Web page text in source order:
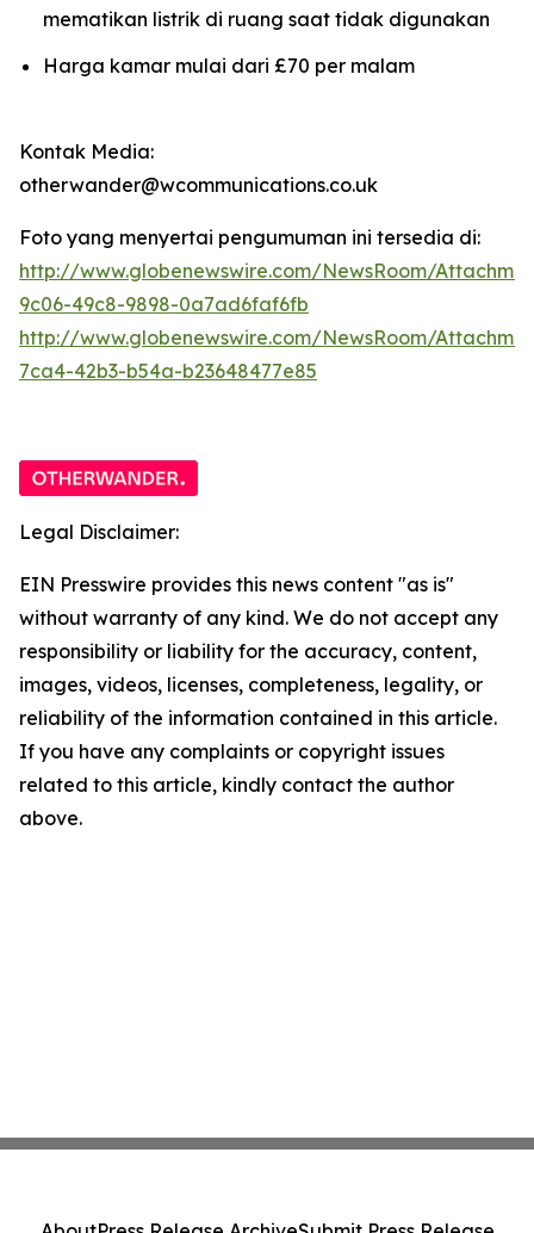
mematikan listrik di ruang saat tidak digunakan
Harga kamar mulai dari £70 per malam
Kontak Media:
otherwander@wcommunications.co.uk
Foto yang menyertai pengumuman ini tersedia di:
http://www.globenewswire.com/NewsRoom/
9c06-49c8-9898-0a7ad6faf6fb
http://www.globenewswire.com/NewsRoom/
7ca4-42b3-b54a-b23648477e85
Legal Disclaimer:
EIN Presswire provides this news content "as is"
without warranty of any kind. We do not accept any
responsibility or liability for the accuracy, content,
images, videos, licenses, completeness, legality, or
reliability of the information contained in this article.
If you have any complaints or copyright issues
related to this article, kindly contact the author
above.